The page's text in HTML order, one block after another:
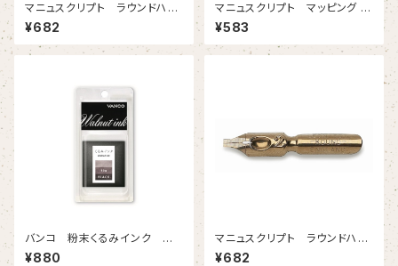
マニュスクリプト ラウンドハン
ド５ 0.75mm 2本入
¥682
マニュスクリプト マッピング 8
01 2本入
¥583
バンコ 粉末くるみインク ブラ
ック
¥880
マニュスクリプト ラウンドハン
ド２ 2.05mm 2本入
¥682